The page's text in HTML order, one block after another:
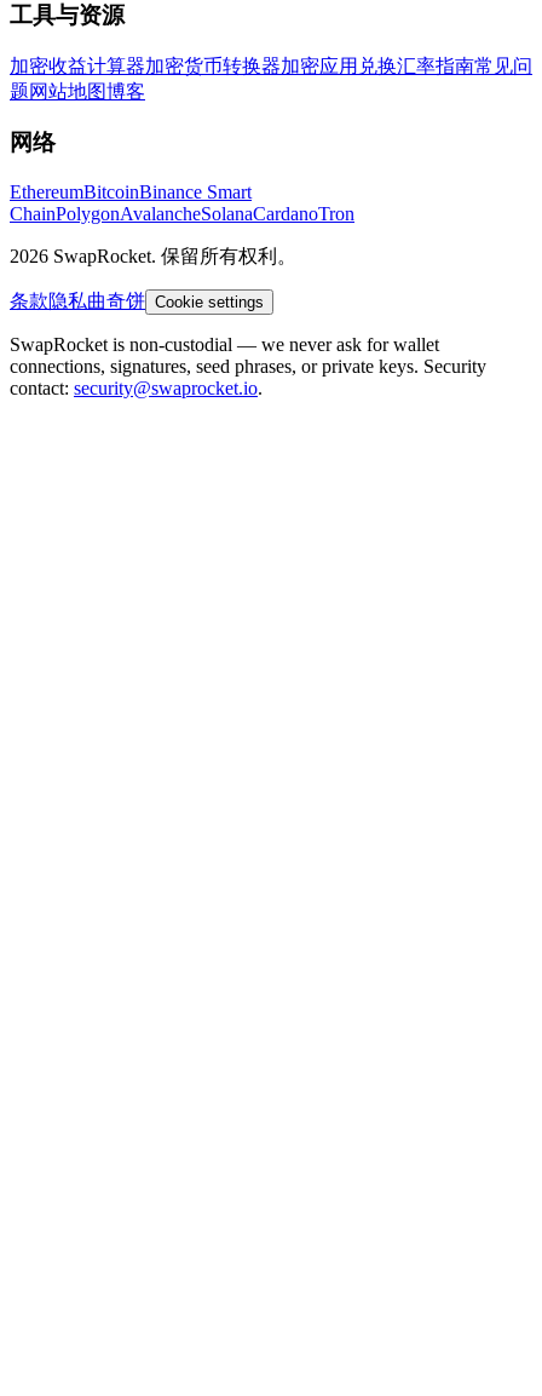
工具与资源
加密收益计算器加密货币转换器加密应用 兑换汇率指南常见问
题网站地图博客
网络
EthereumBitcoinBinance Smart
ChainPolygonAvalancheSolanaCardanoTron
2026 SwapRocket. 保留所有权利。
条款隐私曲奇饼 Cookie settings
SwapRocket is non-custodial — we never ask for wallet
connections, signatures, seed phrases, or private keys. Security
contact: security@swaprocket.io.